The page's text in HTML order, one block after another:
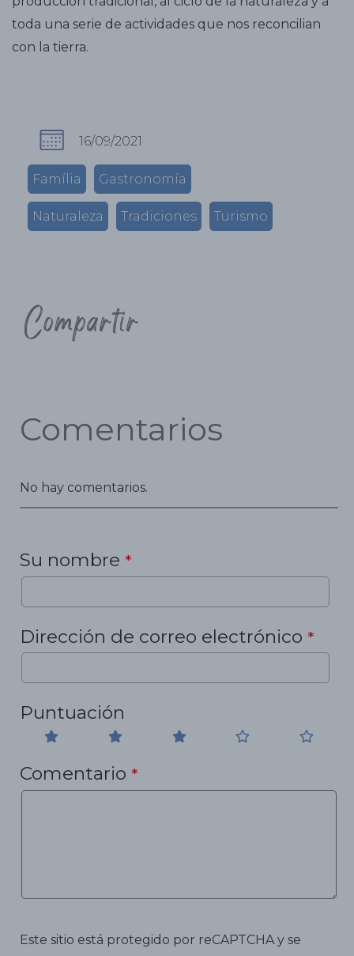
toda una serie de actividades que nos reconcilian
con la tierra.
16/09/2021
Família Gastronomía
Naturaleza Tradiciones Turismo
Compartir
Comentarios
No hay comentarios.
Su nombre *
Dirección de correo electrónico *
Puntuación
Comentario *
Este sitio está protegido por reCAPTCHA y se